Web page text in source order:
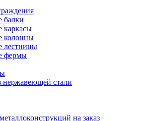
балки
каркасы
колонны
лестницы
фермы
нержавеющей стали
на заказ